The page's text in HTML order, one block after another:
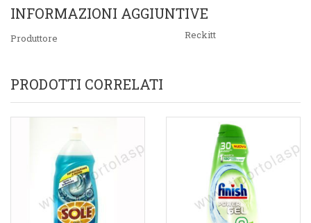
INFORMAZIONI AGGIUNTIVE
Produttore Reckitt
PRODOTTI CORRELATI